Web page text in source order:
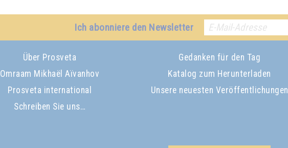
Ich abonniere den Newsletter
Über Prosveta
Omraam Mikhaël Aïvanhov
Prosveta international
Schreiben Sie uns…
Gedanken für den Tag
Katalog zum Herunterladen
Unsere neuesten Veröffentlichungen